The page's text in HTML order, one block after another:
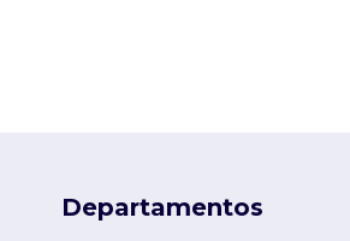
Departamentos